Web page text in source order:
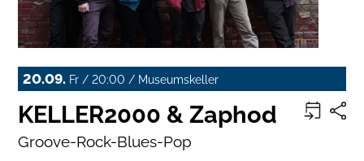
20.09. Fr / 20:00 / Museumskeller
KELLER2000 & Zaphod
Groove-Rock-Blues-Pop